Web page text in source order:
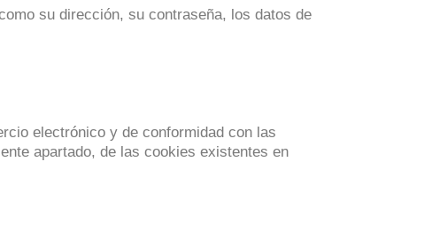
su dirección, su contraseña, los datos de
electrónico y de conformidad con las
apartado, de las cookies existentes en